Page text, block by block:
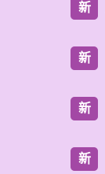
新
新
新
新